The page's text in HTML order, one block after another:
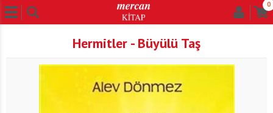
0
Hermitler - Büyülü Taş